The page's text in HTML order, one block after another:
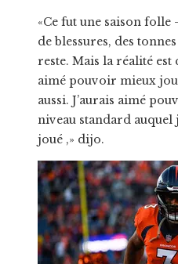
«Ce fut une saison folle
de blessures, des
reste. Mais la réalité est
aimé pouvoir mieux
aussi. J’aurais aimé
niveau standard auquel
joué ,» dijo.